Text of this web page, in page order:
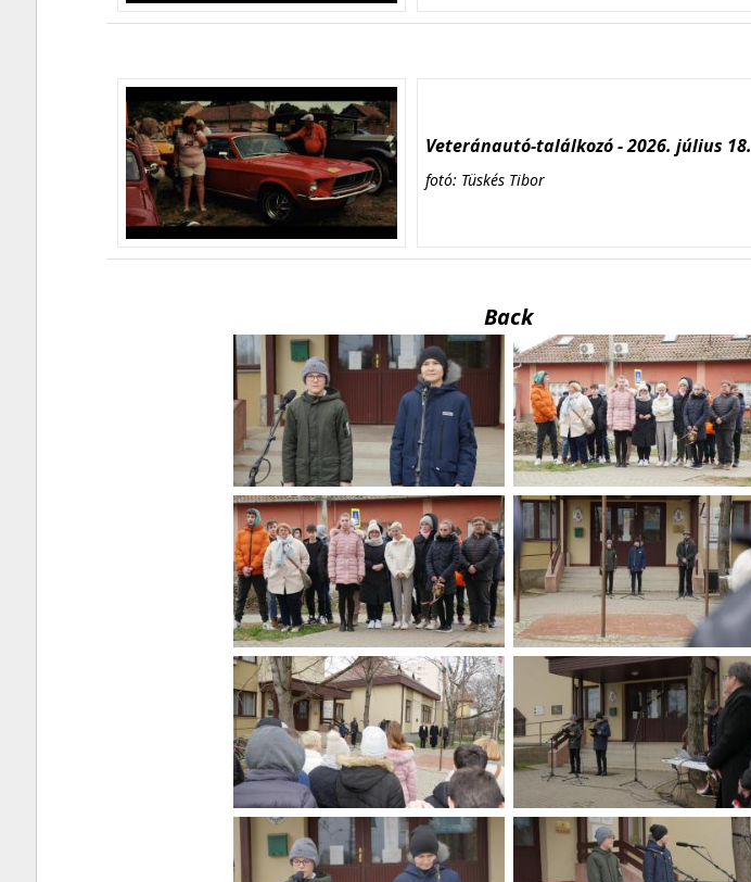
Veteránautó-találkozó - 2026. július 18.
fotó: Tüskés Tibor
Back